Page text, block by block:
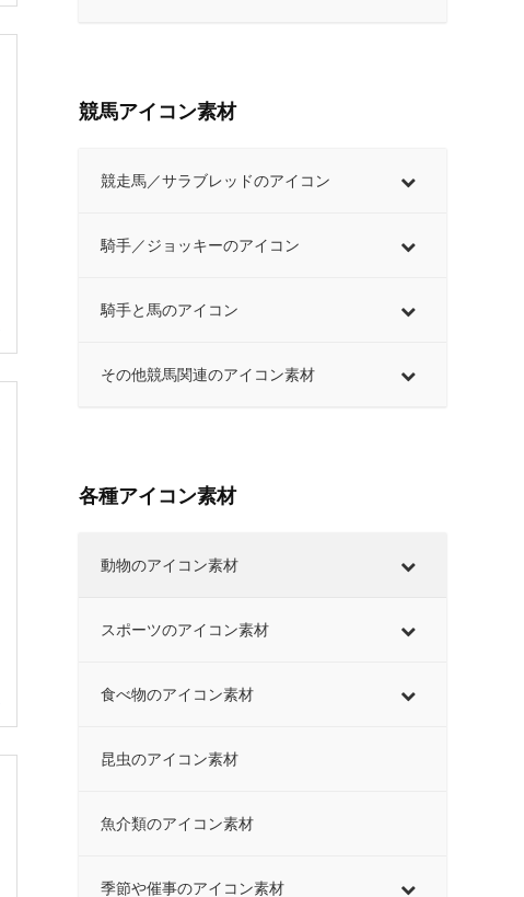
競馬アイコン素材
競走馬／サラブレッドのアイコン
騎手／ジョッキーのアイコン
騎手と馬のアイコン
その他競馬関連のアイコン素材
各種アイコン素材
動物のアイコン素材
スポーツのアイコン素材
食べ物のアイコン素材
昆虫のアイコン素材
魚介類のアイコン素材
季節や催事のアイコン素材